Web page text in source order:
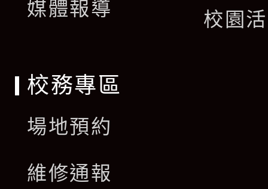
媒體報導 校園
校務專區
場地預約
維修通報